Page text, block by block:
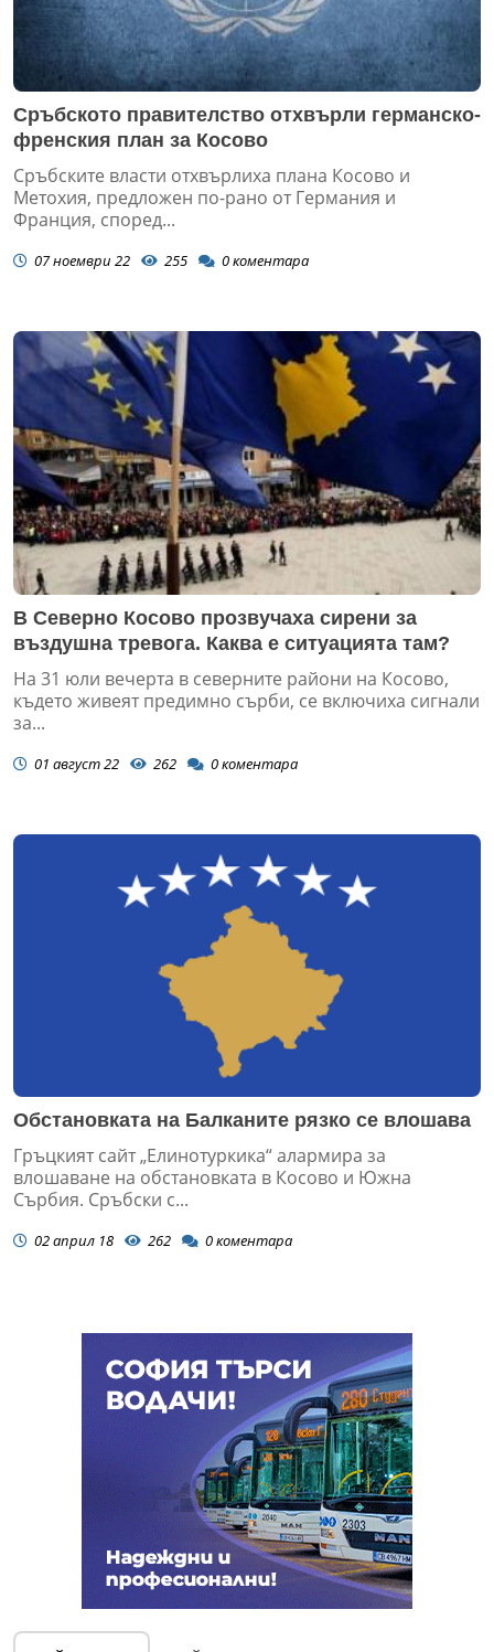
Сръбското правителство отхвърли германско-
френския план за Косово
Сръбските власти отхвърлиха плана Косово и
Метохия, предложен по-рано от Германия и
Франция, според...
07 ноември 22 255 0коментара
В Северно Косово прозвучаха сирени за
въздушна тревога. Каква е ситуацията там?
На 31 юли вечерта в северните райони на Косово,
където живеят предимно сърби, се включиха сигнали
за...
01 август 22 262 0коментара
Обстановката на Балканите рязко се влошава
Гръцкият сайт „Елинотуркика“ алармира за
влошаване на обстановката в Косово и Южна
Сърбия. Сръбски с...
02 април 18 262 0коментара